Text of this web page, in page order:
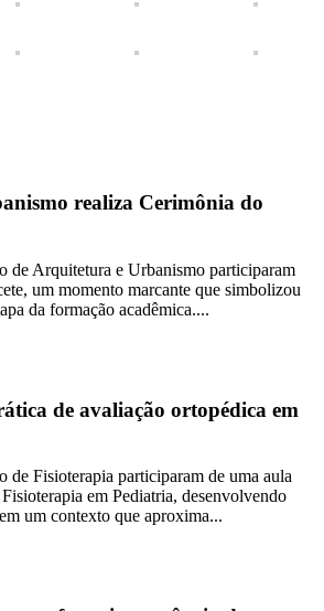
realiza Cerimônia do
de Arquitetura e Urbanismo participaram
um momento marcante que simbolizou
da formação acadêmica....
de avaliação ortopédica em
de Fisioterapia participaram de uma aula
em Pediatria, desenvolvendo
um contexto que aproxima...